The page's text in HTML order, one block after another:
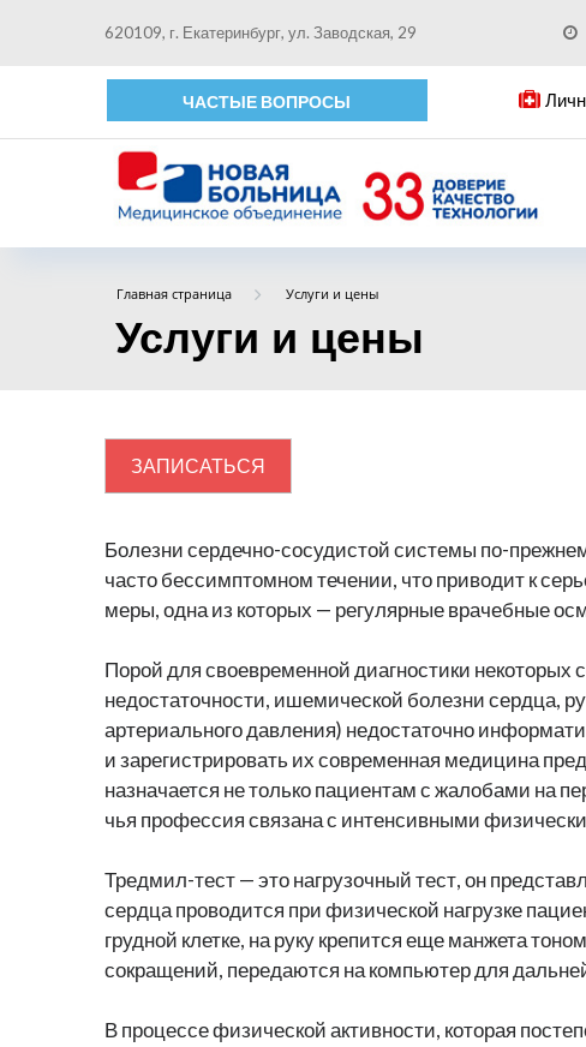
620109, г. Екатеринбург, ул. Заводская, 29
ЧАСТЫЕ ВОПРОСЫ
Главная страница Услуги и цены
Услуги и цены
ЗАПИСАТЬСЯ
Болезни сердечно-сосудистой системы по-
часто бессимптомном течении, что приводит к
меры, одна из которых — регулярные врачебные
Порой для своевременной диагностики
недостаточности, ишемической болезни сердца,
артериального давления) недостаточно
и зарегистрировать их современная медицина
назначается не только пациентам с жалобами на
чья профессия связана с интенсивными
Тредмил-тест — это нагрузочный тест, он
сердца проводится при физической нагрузке
грудной клетке, на руку крепится еще манжета
сокращений, передаются на компьютер для
В процессе физической активности, которая